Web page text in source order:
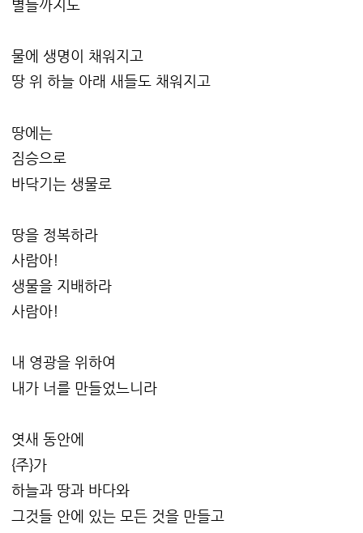
별들까지도
물에 생명이 채워지고
땅 위 하늘 아래 새들도 채워지고
땅에는
짐승으로
바닥기는 생물로
땅을 정복하라
사람아!
생물을 지배하라
사람아!
내 영광을 위하여
내가 너를 만들었느니라
엿새 동안에
{주}가
하늘과 땅과 바다와
그것들 안에 있는 모든 것을 만들고